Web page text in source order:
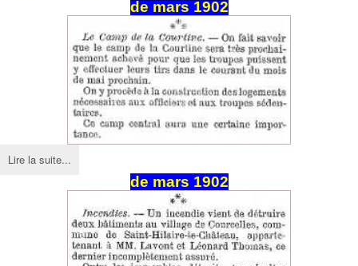
Pari(s) de la Creuse :
Jamot (Clip Officiel)
Aquitaine" : La vallée des
Aubusson, au fil des arts...
Creuse à Bourganeuf, Paulhac et
Panthéon (05/12/2013)
Denhaut
hommage aux aviateurs
de mars 1902
Lire la suite...
de mars 1902